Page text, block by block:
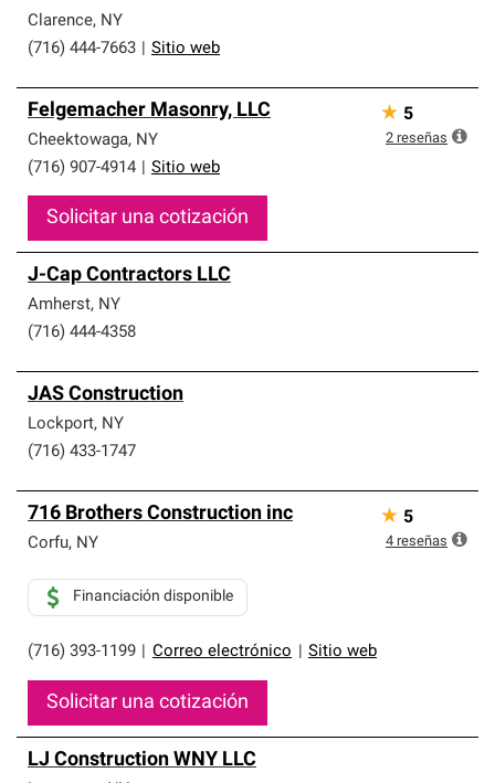
que cumplen con altos estándares y requisitos estrictos
de profesionalismo y confiabilidad.
Clarence, NY
(716) 444-7663
Sitio web
Felgemacher Masonry, LLC
Cheektowaga, NY
(716) 907-4914
Sitio web
Solicitar una cotización
★ 5
2 reseñas
J-Cap Contractors LLC
Amherst, NY
(716) 444-4358
JAS Construction
Lockport, NY
(716) 433-1747
716 Brothers Construction inc
Corfu, NY
(716) 393-1199 Correo electrónico Sitio web
Financiación disponible
Solicitar una cotización
★ 5
4 reseñas
LJ Construction WNY LLC